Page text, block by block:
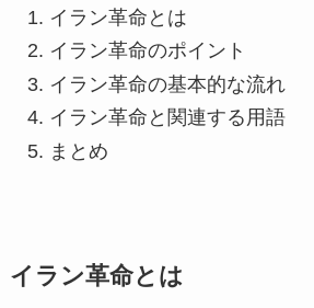
イラン革命とは
イラン革命のポイント
イラン革命の基本的な流れ
イラン革命と関連する用語
まとめ
イラン革命とは